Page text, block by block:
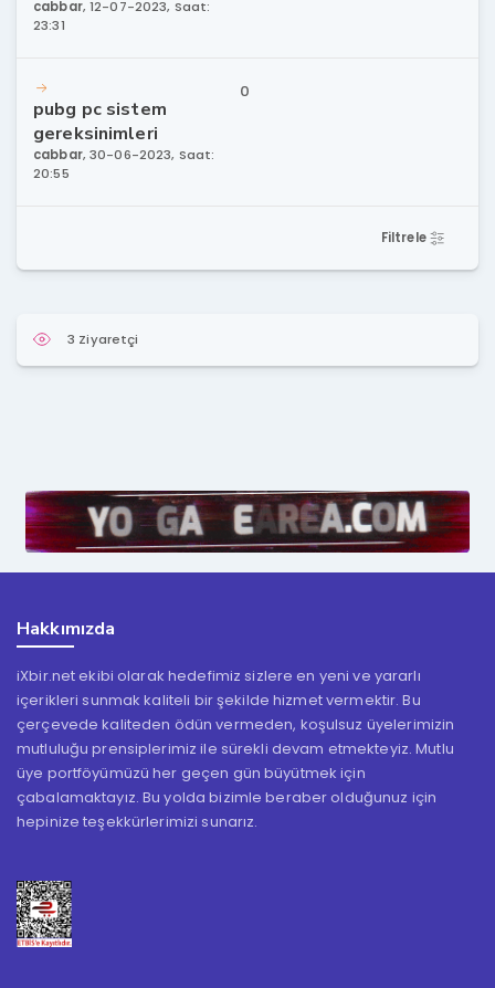
cabbar,12-07-2023, Saat:
23:31
pubg pc sistem
gereksinimleri
cabbar,30-06-2023, Saat:
20:55
0
Filtrele
3 Ziyaretçi
Hakkımızda
iXbir.net ekibi olarak hedefimiz sizlere en yeni ve yararlı
içerikleri sunmak kaliteli bir şekilde hizmet vermektir. Bu
çerçevede kaliteden ödün vermeden, koşulsuz üyelerimizin
mutluluğu prensiplerimiz ile sürekli devam etmekteyiz. Mutlu
üye portföyümüzü her geçen gün büyütmek için
çabalamaktayız. Bu yolda bizimle beraber olduğunuz için
hepinize teşekkürlerimizi sunarız.